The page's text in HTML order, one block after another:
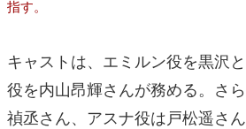
指す。
キャストは、エミルン役を黒沢
役を内山昂輝さんが務める。さ
禎丞さん、アスナ役は戸松遥さ